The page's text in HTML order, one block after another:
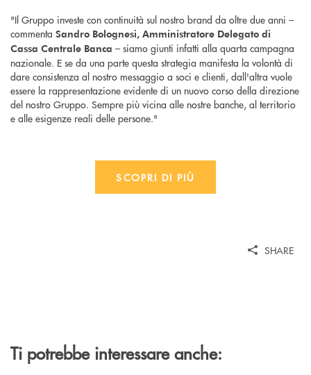
"Il Gruppo investe con continuità sul nostro brand da oltre due anni –
commenta Sandro Bolognesi, Amministratore Delegato di
Cassa Centrale Banca – siamo giunti infatti alla quarta campagna
nazionale. E se da una parte questa strategia manifesta la volontà di
dare consistenza al nostro messaggio a soci e clienti, dall'altra vuole
essere la rappresentazione evidente di un nuovo corso della direzione
del nostro Gruppo. Sempre più vicina alle nostre banche, al territorio
e alle esigenze reali delle persone."
SCOPRI DI PIÙ
SHARE
Ti potrebbe interessare anche: